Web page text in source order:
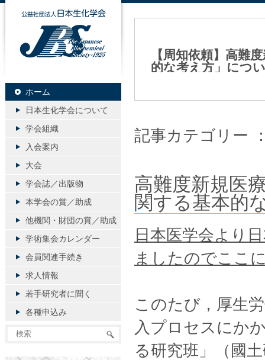
【周知依頼】高難
的な考え方」につ
記事カテゴリー
高難度新規医
関する基本的
日本医学会より
ましたのでここ
このたび，厚生
入プロセスにか
る研究班」（國
公益社団法人日本生化学会
ホーム
日本生化学会について
学会組織
入会案内
大会
学会誌／出版物
本学会の賞／助成
他機関・財団の賞／助成
学術集会カレンダー
会員関連手続き
求人情報
若手研究者に聞く
各種申込み